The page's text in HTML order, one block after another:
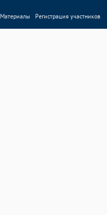
Материалы Регистрация участников